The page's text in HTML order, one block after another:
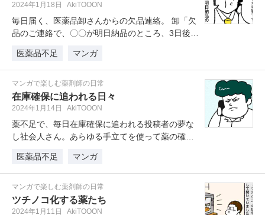
2024年1月18日 AkiTOOON
毎日届く、医薬品卸さんからの欠品連絡。 卸「欠
品のご連絡で、〇〇が明日納品のところ、3日後に
医薬品不足
マンガ
マンガで楽しむ薬剤師の日常
在庫確保に追われる日々
2024年1月14日 AkiTOOON
薬不足で、毎日在庫確保に追われる投稿者の夢な
し社会人さん。あらゆる手立てを使って薬の確保
医薬品不足
マンガ
マンガで楽しむ薬剤師の日常
ツチノコ化する薬たち
2024年1月11日 AkiTOOON